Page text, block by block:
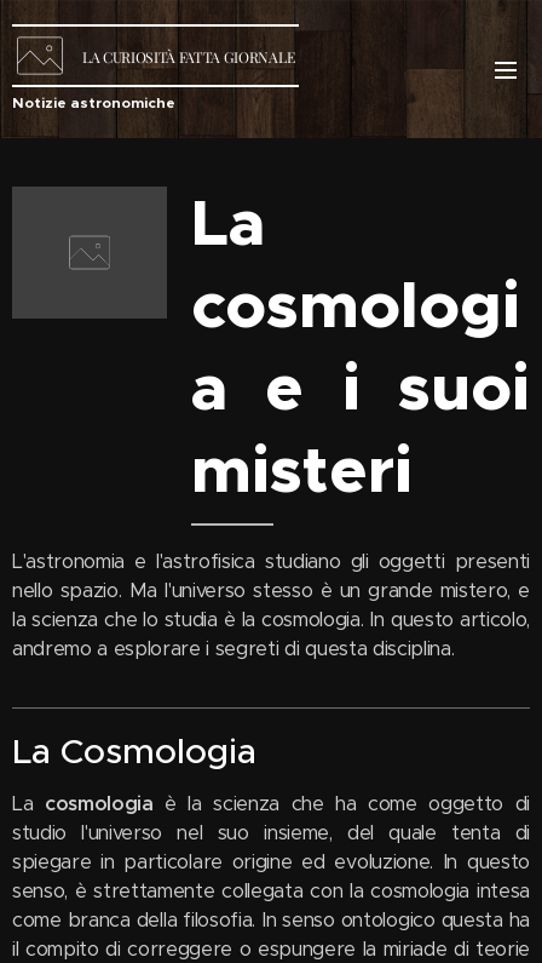
LACURIOSITÀ FATTA GIORNALE
Notizie astronomiche
La
cosmologi
a e i suoi
misteri
L'astronomia e l'astrofisica studiano gli oggetti presenti
nello spazio. Ma l'universo stesso è un grande mistero, e
la scienza che lo studia è la cosmologia. In questo articolo,
andremo a esplorare i segreti di questa disciplina.
La Cosmologia
La cosmologia è la scienza che ha come oggetto di
studio l'universo nel suo insieme, del quale tenta di
spiegare in particolare origine ed evoluzione. In questo
senso, è strettamente collegata con la cosmologia intesa
come branca della filosofia. In senso ontologico questa ha
il compito di correggere o espungere la miriade di teorie